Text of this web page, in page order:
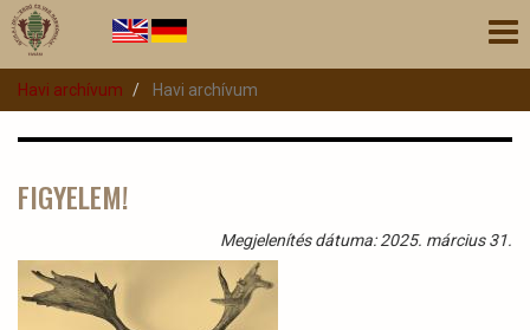
Ugrás
tartalomra
Havi archívum
Havi archívum
FIGYELEM!
Megjelenítés dátuma: 2025. március 31.